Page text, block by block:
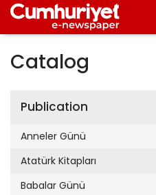
Catalog
Publication
Anneler Günü
Atatürk Kitapları
Babalar Günü